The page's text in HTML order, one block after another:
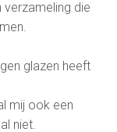
verzameling die
glazen heeft
mij ook een
niet.